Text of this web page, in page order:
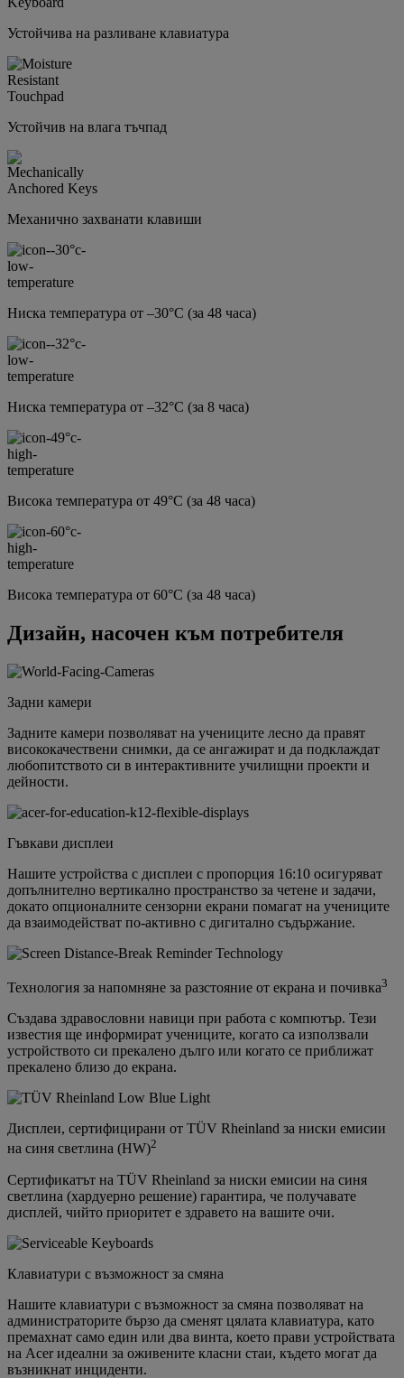
Устойчива на разливане клавиатура
Устойчив на влага тъчпад
Механично захванати клавиши
Ниска температура от –30°C (за 48 часа)
Ниска температура от –32°C (за 8 часа)
Висока температура от 49°C (за 48 часа)
Висока температура от 60°C (за 48 часа)
Дизайн, насочен към потребителя
Задни камери
Задните камери позволяват на учениците лесно да правят
висококачествени снимки, да се ангажират и да подклаждат
любопитството си в интерактивните училищни проекти и
дейности.
Гъвкави дисплеи
Нашите устройства с дисплеи с пропорция 16:10 осигуряват
допълнително вертикално пространство за четене и задачи,
докато опционалните сензорни екрани помагат на учениците
да взаимодействат по-активно с дигитално съдържание.
Технология за напомняне за разстояние от екрана и почивка3
Създава здравословни навици при работа с компютър. Тези
известия ще информират учениците, когато са използвали
устройството си прекалено дълго или когато се приближат
прекалено близо до екрана.
Дисплеи, сертифицирани от TÜV Rheinland за ниски емисии
на синя светлина (HW)2
Сертификатът на TÜV Rheinland за ниски емисии на синя
светлина (хардуерно решение) гарантира, че получавате
дисплей, чийто приоритет е здравето на вашите очи.
Клавиатури с възможност за смяна
Нашите клавиатури с възможност за смяна позволяват на
администраторите бързо да сменят цялата клавиатура, като
премахнат само един или два винта, което прави устройствата
на Acer идеални за оживените класни стаи, където могат да
възникнат инциденти.